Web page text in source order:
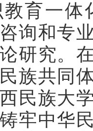
育一体
询和专
研究。
族共同
民族大
牢中华